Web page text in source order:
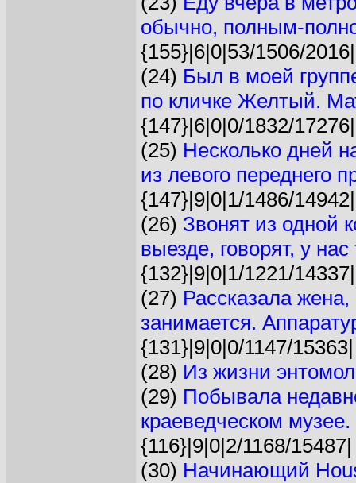
обычно, полным-
{155}|6|0|53/1506/2016|
(24) Был в моей
по кличке Желтый.
{147}|6|0|0/1832/17276|
(25) Несколько дней
из левого переднего
{147}|9|0|1/1486/14942|
(26) Звонят из одной
выезде, говорят, у нас
{132}|9|0|1/1221/14337|
(27) Рассказала
занимается.
{131}|9|0|0/1147/15363|
(28) Из жизни
(29) Побывала
краеведческом
{116}|9|0|2/1168/15487|
(30) Начинающий